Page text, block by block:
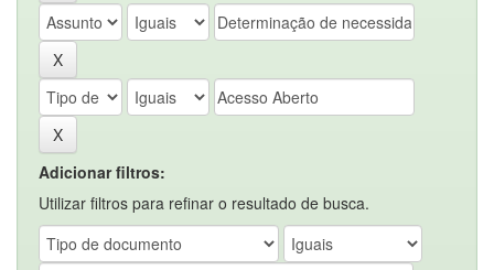
Adicionar filtros:
Utilizar filtros para refinar o resultado de busca.